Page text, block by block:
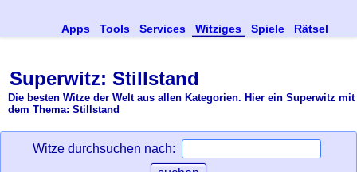
Apps Tools Services Witziges Spiele Rätsel
Superwitz: Stillstand
Die besten Witze der Welt aus allen Kategorien. Hier ein Superwitz mit
dem Thema: Stillstand
Witze durchsuchen nach: